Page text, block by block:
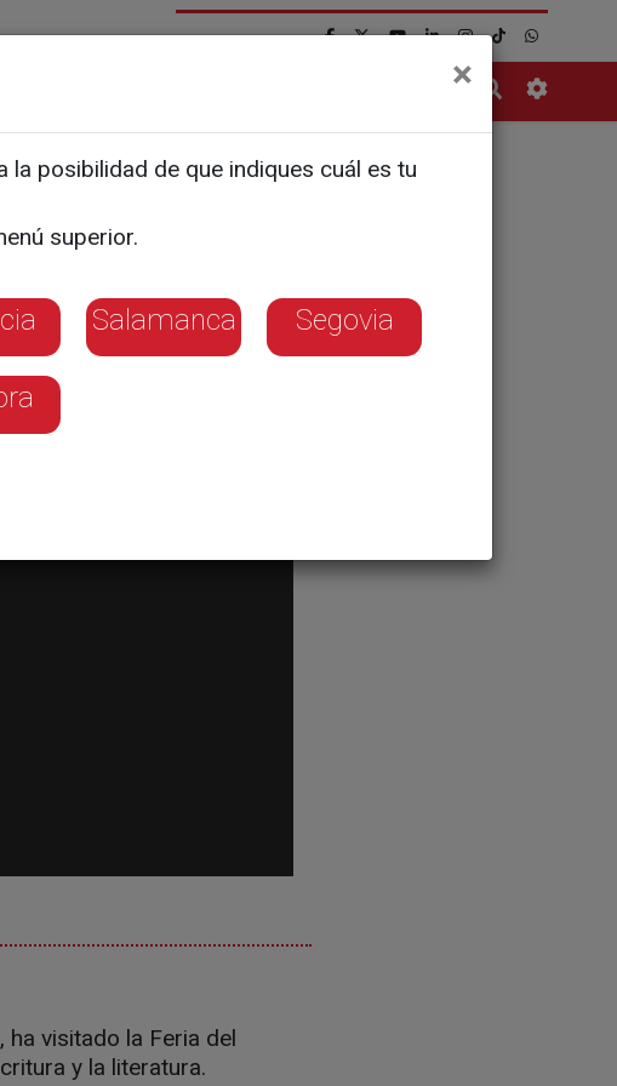
de
visitado la Feria del
y la literatura.
×
la posibilidad de que indiques cuál es tu
superior.
Salamanca Segovia